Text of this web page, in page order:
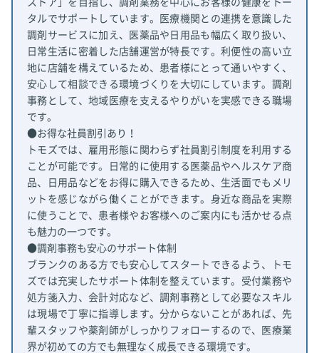
ストア」を目指し、調剤業務を中心にお客様の健康をトー
タルでサポートしています。医療機関との連携を意識した
調剤サービスに加え、医薬品や日用品も幅広く取り扱い、
日常生活に密着した店舗運営が特長です。利便性の高い立
地に店舗を構えているため、患者様にとって通いやすく、
安心して相談できる環境づくりを大切にしています。調剤
事務として、地域医療を支えるやりがいを実感できる職場
です。
●お得な社員割引あり！
トモズでは、雇用形態に関わらず社員割引制度を利用する
ことが可能です。日常的に使用する医薬品やヘルスケア商
品、日用品などをお得に購入できるため、生活面でもメリ
ットを感じながら働くことができます。身近な商品を実際
に使うことで、患者様やお客様へのご案内にも活かせる点
も魅力の一つです。
●調剤事務も安心のサポート体制
ブランクのある方でも安心してスタートできるよう、トモ
ズでは充実したサポート体制を整えています。受付業務や
処方箋入力、会計対応など、調剤事務として必要なスキル
は現場で丁寧に指導します。分からないことがあれば、先
輩スタッフや薬剤師がしっかりフォローするので、医療業
界が初めての方でも無理なく成長できる環境です。